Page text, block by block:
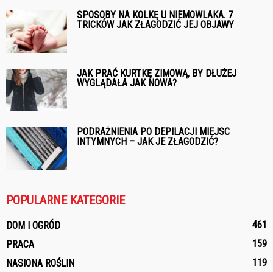
SPOSOBY NA KOLKĘ U NIEMOWLAKA. 7
TRICKÓW JAK ZŁAGODZIĆ JEJ OBJAWY
JAK PRAĆ KURTKĘ ZIMOWĄ, BY DŁUŻEJ
WYGLĄDAŁA JAK NOWA?
PODRAŻNIENIA PO DEPILACJI MIEJSC
INTYMNYCH – JAK JE ZŁAGODZIĆ?
POPULARNE KATEGORIE
DOM I OGRÓD
461
PRACA
159
NASIONA ROŚLIN
119